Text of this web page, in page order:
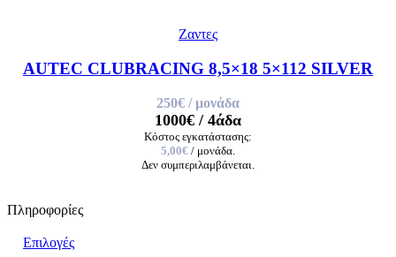
Ζαντες
AUTEC CLUBRACING 8,5×18 5×112 SILVER
250€ / μονάδα
1000€ / 4άδα
Κόστος εγκατάστασης:
5,00€ / μονάδα.
Δεν συμπεριλαμβάνεται.
Πληροφορίες
Επιλογές